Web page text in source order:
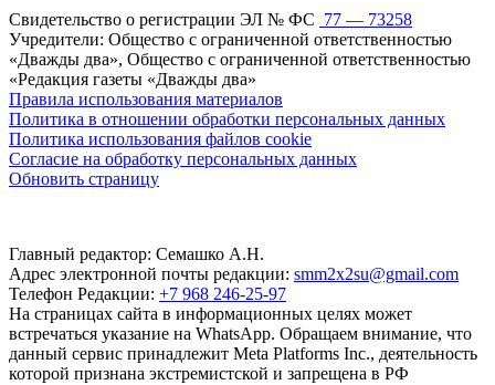
Свидетельство о регистрации ЭЛ № ФС 77 — 73258
Учредители: Общество с ограниченной ответственностью
«Дважды два», Общество с ограниченной ответственностью
«Редакция газеты «Дважды два»
Правила использования материалов
Политика в отношении обработки персональных данных
Политика использования файлов cookie
Согласие на обработку персональных данных
Обновить страницу
Главный редактор: Семашко А.Н.
Адрес электронной почты редакции: smm2x2su@gmail.com
Телефон Редакции: +7 968 246-25-97
На страницах сайта в информационных целях может
встречаться указание на WhatsApp. Обращаем внимание, что
данный сервис принадлежит Meta Platforms Inc., деятельность
которой признана экстремистской и запрещена в РФ